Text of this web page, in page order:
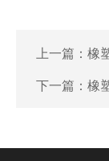
上一篇： 橡
下一篇： 橡